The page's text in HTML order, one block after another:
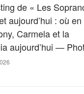
de « Les
aujourd’hui : où en
Carmela et la
aujourd’hui —